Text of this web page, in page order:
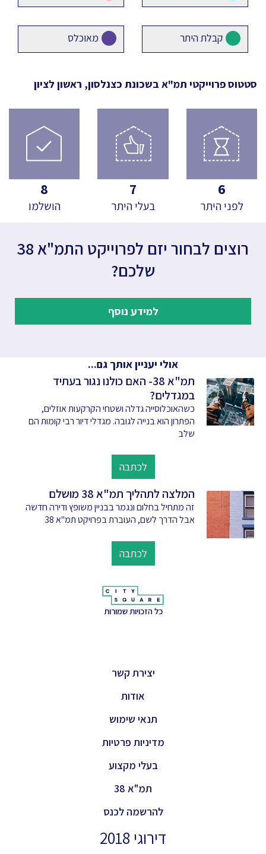
קבלת היתר מאוכלס
סטטוס פרוייקטי תמ"א בשכונת כצנלסון, ראשון לציון
6
לפני היתר
7
בעלי היתר
8
הושלמו
רוצים לבחור יזם לפרוייקט התמ"א 38
שלכם?
למידע נוסף
אולי יעניין אותך גם...
תמ"א 38- האם כולנו נגור בעתיד
במגדלים?
כשהאוכלוסייה גדלה ושטחי הקרקעות אוזלים,
הפתרון הוא בנייה לגובה. מגדלי דיור רבי קומות הם
שלב
לכתבה
המלצה לתהליך תמ"א 38 מושלם
זה מתחיל בחלום ונגמר בבניין משופץ ודירה חדשה
אבל הדרך לשם, העוברת בפרויקט תמ"א 38
לכתבה
כל הזכויות שמורות
יצירת קשר
אודות
תנאי שימוש
מדיניות פרטיות
בעלי מקצוע
תמ"א 38
להרשמה לכנס
דירוגי 2018